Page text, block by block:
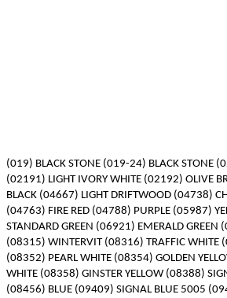
(019) BLACK STONE (019-24) BLACK STONE
(02191) LIGHT IVORY WHITE (02192) OLIVE
BLACK (04667) LIGHT DRIFTWOOD (04738)
(04763) FIRE RED (04788) PURPLE (05987)
STANDARD GREEN (06921) EMERALD GREEN
(08315) WINTERVIT (08316) TRAFFIC WHITE
(08352) PEARL WHITE (08354) GOLDEN
WHITE (08358) GINSTER YELLOW (08388)
(08456) BLUE (09409) SIGNAL BLUE 5005